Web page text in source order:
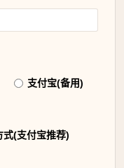
支付宝(备用)
式(支付宝推荐)